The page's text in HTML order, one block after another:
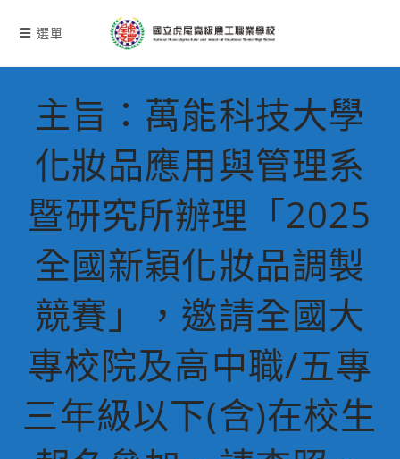
選單
主旨：萬能科技大學
化妝品應用與管理系
暨研究所辦理「2025
全國新穎化妝品調製
競賽」，邀請全國大
專校院及高中職/五專
三年級以下(含)在校生